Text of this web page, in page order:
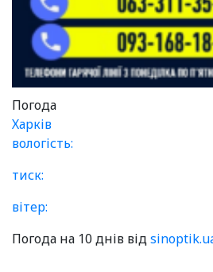
Погода
Харків
вологість:
тиск:
вітер:
Погода на 10 днів від